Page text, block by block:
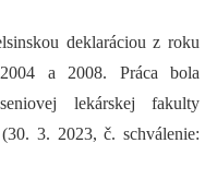
deklaráciou z roku
a 2008. Práca bola
lekárskej fakulty
3. 2023, č. schválenie: